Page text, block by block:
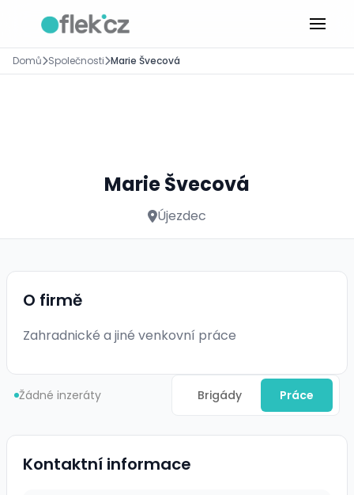
Domů Společnosti Marie Švecová
Marie Švecová
Újezdec
O firmě
Zahradnické a jiné venkovní práce
Žádné inzeráty Brigády Práce
Kontaktní informace